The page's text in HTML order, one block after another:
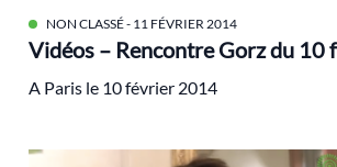
NON CLASSÉ- 11 FÉVRIER 2014
Vidéos – Rencontre Gorz du
A Paris le 10 février 2014
Alimentation
Alsace
alternatives
analyse électorale